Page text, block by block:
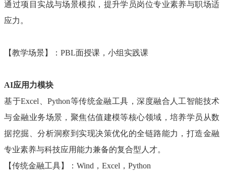
通过项目实战与场景模拟，提升学员岗位专业素养与职场适
应力。
【教学场景】：PBL面授课，小组实践课
AI应用力模块
基于Excel、Python等传统金融工具，深度融合人工智能技术
与金融业务场景，聚焦估值建模等核心领域，培养学员从数
据挖掘、分析洞察到实现决策优化的全链路能力，打造金融
专业素养与科技应用能力兼备的复合型人才。
【传统金融工具】：Wind，Excel，Python